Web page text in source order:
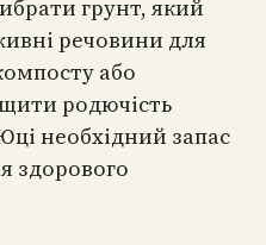
грунт, який
речовини для
або
родючість
необхідний запас
здорового